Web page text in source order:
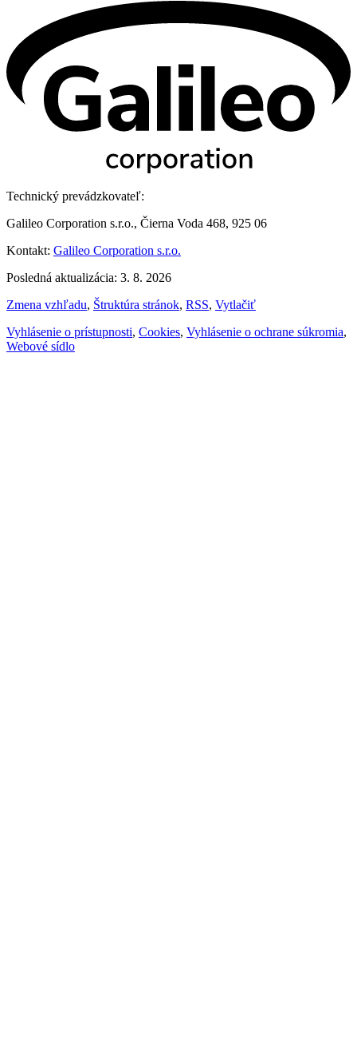
Technický prevádzkovateľ:
Galileo Corporation s.r.o., Čierna Voda 468, 925 06
Kontakt: Galileo Corporation s.r.o.
Posledná aktualizácia: 3. 8. 2026
Zmena vzhľadu, Štruktúra stránok, RSS, Vytlačiť
Vyhlásenie o prístupnosti, Cookies, Vyhlásenie o ochrane súkromia,
Webové sídlo